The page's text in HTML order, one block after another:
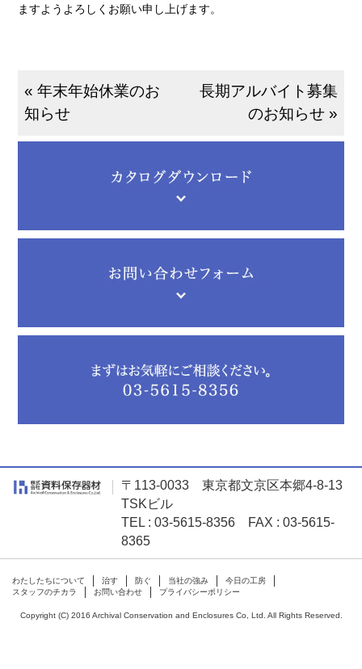
ますようよろしくお願い申し上げます。
« 年末年始休業のお
知らせ
長期アルバイト募集
のお知らせ »
〒113-0033 東京都文京区本郷4-8-13
TSKビル
TEL : 03-5615-8356 FAX : 03-5615-
8365
わたしたちについて 治す 防ぐ 当社の強み
今日の工房
スタッフのチカラ
お問い合わせ プライバシーポリシー
Copyright (C) 2016 Archival Conservation and Enclosures Co, Ltd. All Rights Reserved.